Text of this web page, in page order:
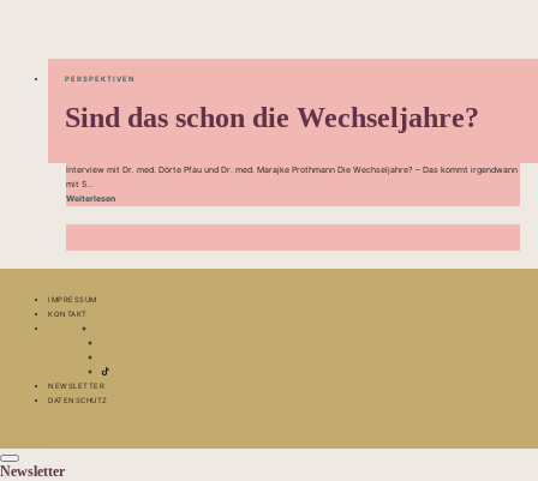
PERSPEKTIVEN
Sind das schon die Wechseljahre?
Interview mit Dr. med. Dörte Pfau und Dr. med. Marajke Prothmann Die Wechseljahre? – Das kommt irgendwann
mit 5...
Weiterlesen
IMPRESSUM
KONTAKT
NEWSLETTER
DATENSCHUTZ
Newsletter